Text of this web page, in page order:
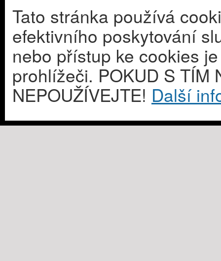
Tato stránka používá
efektivního poskytování
nebo přístup ke cookies
prohlížeči. POKUD S TÍM
NEPOUŽÍVEJTE! Další